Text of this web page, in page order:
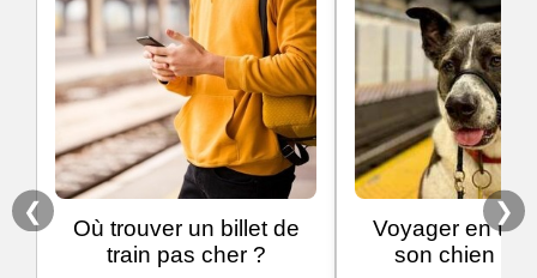
❮
Où trouver un billet de
train pas cher ?
Voyager en
son chien ou
❯